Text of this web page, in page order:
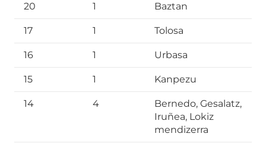
20 1 Baztan
17 1 Tolosa
16 1 Urbasa
15 1 Kanpezu
14 4
Bernedo, Gesalatz,
Iruñea, Lokiz
mendizerra